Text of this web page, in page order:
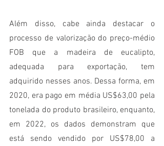
Além disso, cabe ainda destacar o
processo de valorização do preço-médio
FOB que a madeira de eucalipto,
adequada para exportação, tem
adquirido nesses anos. Dessa forma, em
2020, era pago em média US$63,00 pela
tonelada do produto brasileiro, enquanto,
em 2022, os dados demonstram que
está sendo vendido por US$78,00 a